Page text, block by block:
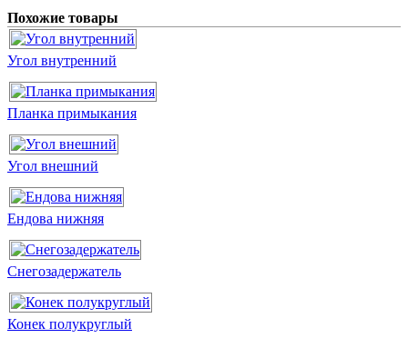
Похожие товары
Угол внутренний
Планка примыкания
Угол внешний
Ендова нижняя
Снегозадержатель
Конек полукруглый